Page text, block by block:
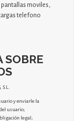
moviles,
telefono
SOBRE
y enviarle la
usuario;
legal;